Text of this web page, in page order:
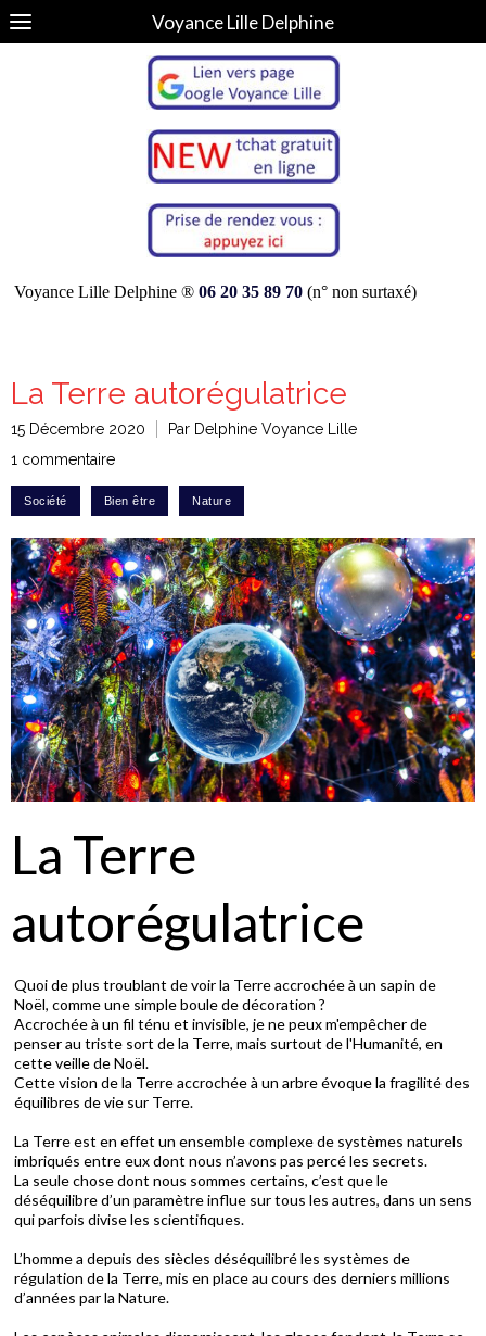
Voyance Lille Delphine
Voyance Lille Delphine ® 06 20 35 89 70 (n° non surtaxé)
La Terre autorégulatrice
15 Décembre 2020
Par Delphine Voyance Lille
1 commentaire
La Terre
autorégulatrice
Quoi de plus troublant de voir la Terre accrochée à un sapin de
Noël, comme une simple boule de décoration ?
Accrochée à un fil ténu et invisible, je ne peux m'empêcher de
penser au triste sort de la Terre, mais surtout de l'Humanité, en
cette veille de Noël.
Cette vision de la Terre accrochée à un arbre évoque la fragilité des
équilibres de vie sur Terre.
La Terre est en effet un ensemble complexe de systèmes naturels
imbriqués entre eux dont nous n’avons pas percé les secrets.
La seule chose dont nous sommes certains, c’est que le
déséquilibre d’un paramètre influe sur tous les autres, dans un sens
qui parfois divise les scientifiques.
L’homme a depuis des siècles déséquilibré les systèmes de
régulation de la Terre, mis en place au cours des derniers millions
d’années par la Nature.